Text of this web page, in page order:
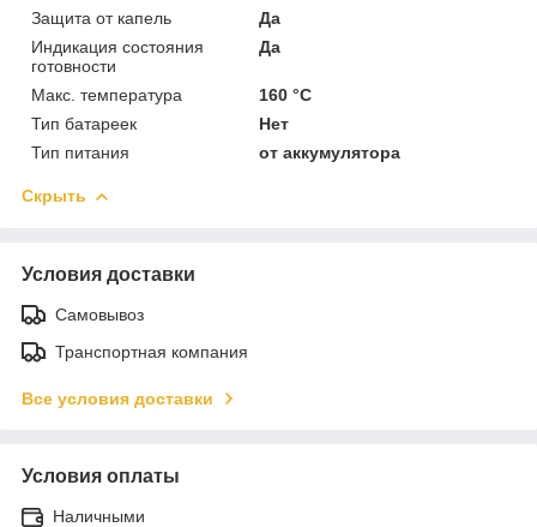
Защита от капель
Да
Индикация состояния
готовности
Да
Макс. температура
160 °C
Тип батареек
Нет
Тип питания
от аккумулятора
Скрыть
Условия доставки
Самовывоз
Транспортная компания
Все условия доставки
Условия оплаты
Наличными